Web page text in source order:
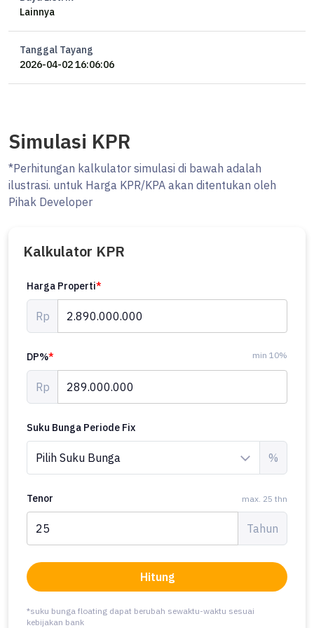
- Dekat dengan SMPN 33 Semarang
- 2 menit ke Puskesmas
- 3 menit ke kolam renang Alamanda
- 6 menit ke UNDIP
Lainnya
Tanggal Tayang
2026-04-02 16:06:06
Simulasi KPR
*Perhitungan kalkulator simulasi di bawah adalah
ilustrasi. untuk Harga KPR/KPA akan ditentukan oleh
Pihak Developer
Kalkulator KPR
Harga Properti*
Rp
DP%* min 10%
Rp
Suku Bunga Periode Fix
%
Tenor max. 25 thn
Tahun
Hitung
*suku bunga floating dapat berubah sewaktu-waktu sesuai
kebijakan bank